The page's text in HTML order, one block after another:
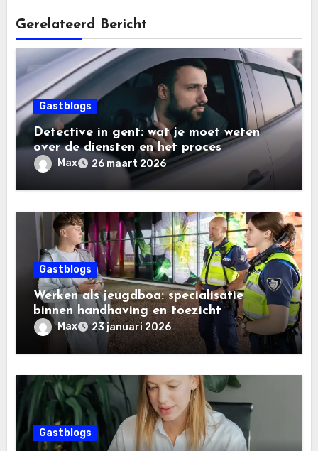
Gerelateerd Bericht
Gastblogs
Detective in gent: wat je moet weten
over de diensten en het proces
Max 26 maart 2026
Gastblogs
Werken als jeugdboa: specialisatie
binnen handhaving en toezicht
Max 23 januari 2026
Gastblogs